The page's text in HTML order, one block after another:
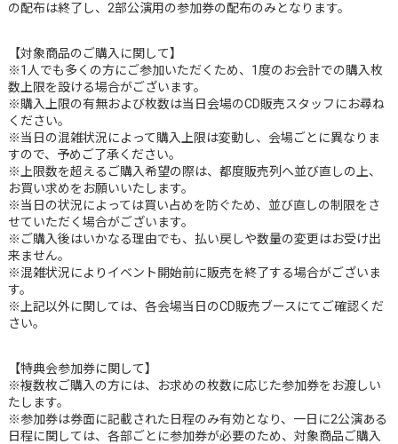
の配布は終了し、2部公演用の参加券の配布のみとなります。
【対象商品のご購入に関して】
※1人でも多くの方にご参加いただくため、1度のお会計での購入枚
数上限を設ける場合がございます。
※購入上限の有無および枚数は当日会場のCD販売スタッフにお尋ね
ください。
※当日の混雑状況によって購入上限は変動し、会場ごとに異なりま
すので、予めご了承ください。
※上限数を超えるご購入希望の際は、都度販売列へ並び直しの上、
お買い求めをお願いいたします。
※当日の状況によっては買い占めを防ぐため、並び直しの制限をさ
せていただく場合がございます。
※ご購入後はいかなる理由でも、払い戻しや数量の変更はお受け出
来ません。
※混雑状況によりイベント開始前に販売を終了する場合がございま
す。
※上記以外に関しては、各会場当日のCD販売ブースにてご確認くだ
さい。
【特典会参加券に関して】
※複数枚ご購入の方には、お求めの枚数に応じた参加券をお渡しい
たします。
※参加券は券面に記載された日程のみ有効となり、一日に2公演ある
日程に関しては、各部ごとに参加券が必要のため、対象商品ご購入